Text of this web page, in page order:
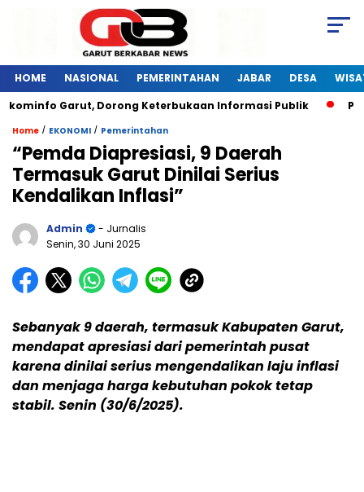
HOME NASIONAL PEMERINTAHAN JABAR DESA
Garut, Dorong Keterbukaan Informasi Publik
Home / EKONOMI / Pemerintahan
“Pemda Diapresiasi, 9 Daerah
Termasuk Garut Dinilai Serius
Kendalikan Inflasi”
Admin
- Jurnalis
Senin, 30 Juni 2025
Sebanyak 9 daerah, termasuk Kabupaten Garut,
mendapat apresiasi dari pemerintah pusat
karena dinilai serius mengendalikan laju inflasi
dan menjaga harga kebutuhan pokok tetap
stabil. Senin (30/6/2025).